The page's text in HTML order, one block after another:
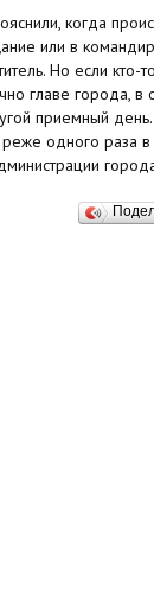
когда
или в
Но если кто-
главе города,
приемный
одного раза